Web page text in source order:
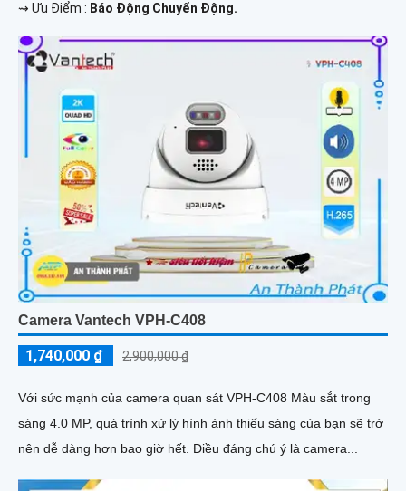
️⇝ Ưu Điểm : Báo Động Chuyển Động.
Camera Vantech VPH-C408
1,740,000 ₫ 2,900,000 ₫
Với sức mạnh của camera quan sát VPH-C408 Màu sắt trong
sáng 4.0 MP, quá trình xử lý hình ảnh thiếu sáng của bạn sẽ trở
nên dễ dàng hơn bao giờ hết. Điều đáng chú ý là camera...